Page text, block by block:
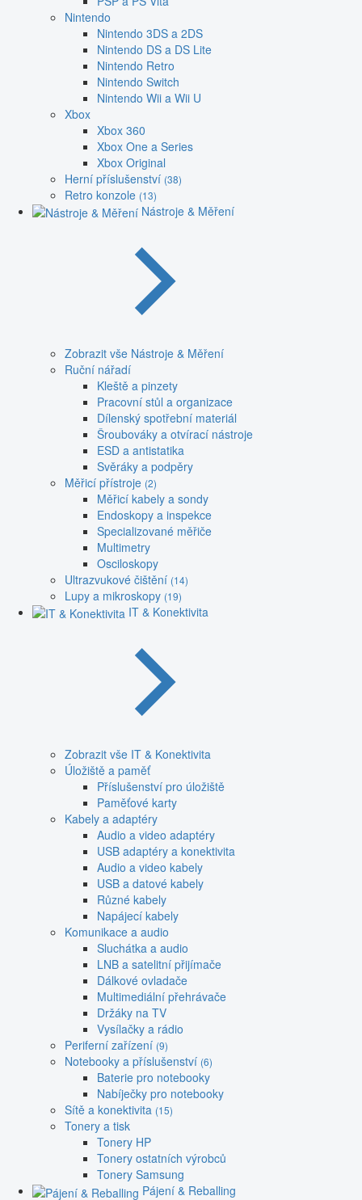
Nintendo
Nintendo 3DS a 2DS
Nintendo DS a DS Lite
Nintendo Retro
Nintendo Switch
Nintendo Wii a Wii U
Xbox
Xbox 360
Xbox One a Series
Xbox Original
Herní příslušenství (38)
Retro konzole (13)
Nástroje & Měření
Zobrazit vše Nástroje & Měření
Ruční nářadí
Kleště a pinzety
Pracovní stůl a organizace
Dílenský spotřební materiál
Šroubováky a otvírací nástroje
ESD a antistatika
Svěráky a podpěry
Měřicí přístroje (2)
Měřicí kabely a sondy
Endoskopy a inspekce
Specializované měřiče
Multimetry
Osciloskopy
Ultrazvukové čištění (14)
Lupy a mikroskopy (19)
IT & Konektivita
Zobrazit vše IT & Konektivita
Úložiště a paměť
Příslušenství pro úložiště
Paměťové karty
Kabely a adaptéry
Audio a video adaptéry
USB adaptéry a konektivita
Audio a video kabely
USB a datové kabely
Různé kabely
Napájecí kabely
Komunikace a audio
Sluchátka a audio
LNB a satelitní přijímače
Dálkové ovladače
Multimediální přehrávače
Držáky na TV
Vysílačky a rádio
Periferní zařízení (9)
Notebooky a příslušenství (6)
Baterie pro notebooky
Nabíječky pro notebooky
Sítě a konektivita (15)
Tonery a tisk
Tonery HP
Tonery ostatních výrobců
Tonery Samsung
Pájení & Reballing